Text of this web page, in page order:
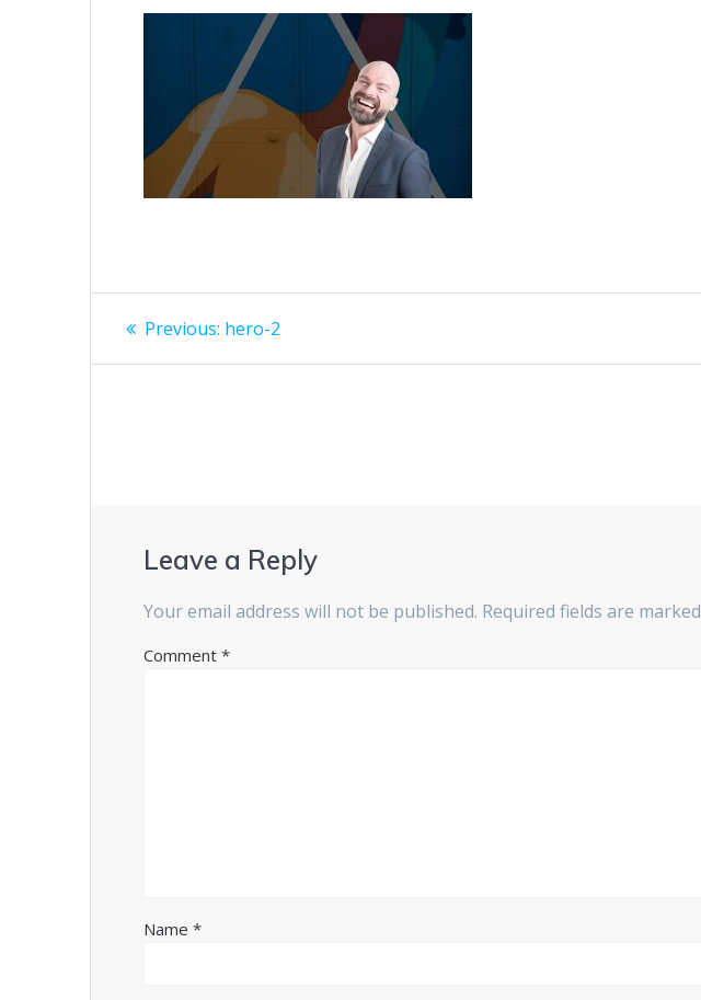
Post
navigation
Previous: Previous
hero-2
Leave a Reply
Your email address will not be published. Required fields are marked
Comment*
Name*